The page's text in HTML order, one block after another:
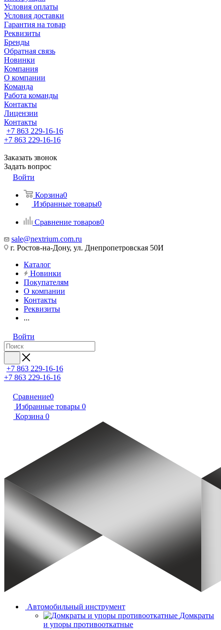
Условия оплаты
Условия доставки
Гарантия на товар
Реквизиты
Бренды
Обратная связь
Новинки
Компания
О компании
Команда
Работа команды
Контакты
Лицензии
Контакты
+7 863 229-16-16
+7 863 229-16-16
Заказать звонок
Задать вопрос
Войти
Корзина0
Избранные товары0
Сравнение товаров0
sale@nextrium.com.ru
г. Ростов-на-Дону, ул. Днепропетровская 50И
Каталог
Новинки
Покупателям
О компании
Контакты
Реквизиты
...
Войти
+7 863 229-16-16
+7 863 229-16-16
Сравнение0
Избранные товары 0
Корзина 0
Автомобильный инструмент
Домкраты
и упоры противооткатные